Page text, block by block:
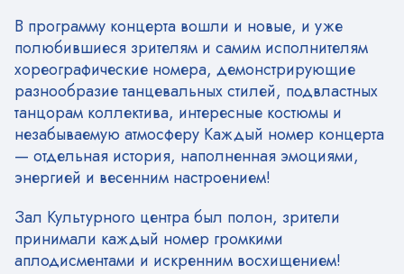
В программу концерта вошли и новые, и уже
полюбившиеся зрителям и самим исполнителям
хореографические номера, демонстрирующие
разнообразие танцевальных стилей, подвластных
танцорам коллектива, интересные костюмы и
незабываемую атмосферу Каждый номер концерта
— отдельная история, наполненная эмоциями,
энергией и весенним настроением!
Зал Культурного центра был полон, зрители
принимали каждый номер громкими
аплодисментами и искренним восхищением!